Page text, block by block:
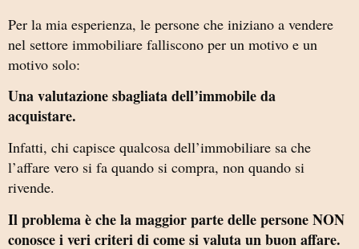
Per la mia esperienza, le persone che iniziano a vendere
nel settore immobiliare falliscono per un motivo e un
motivo solo:
Una valutazione sbagliata dell’immobile da
acquistare.
Infatti, chi capisce qualcosa dell’immobiliare sa che
l’affare vero si fa quando si compra, non quando si
rivende.
Il problema è che la maggior parte delle persone NON
conosce i veri criteri di come si valuta un buon affare.